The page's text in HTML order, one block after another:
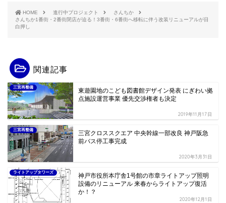
HOME 進行中プロジェクト
さんちか
さんちか1番街・2番街閉店が迫る！3番街・6番街へ移転に伴う改装リニューアルが目
白押し
関連記事
三宮再整備
東遊園地のこども図書館デザイン発表 にぎわい拠
点施設運営事業 優先交渉権者も決定
2019年11月17日
三宮再整備
三宮クロススクエア 中央幹線一部改良 神戸阪急
前バス停工事完成
2020年3月31日
ライトアップタワーズ
神戸市役所本庁舎1号館の市章ライトアップ照明
設備のリニューアル 来春からライトアップ復活
か！？
2020年12月1日